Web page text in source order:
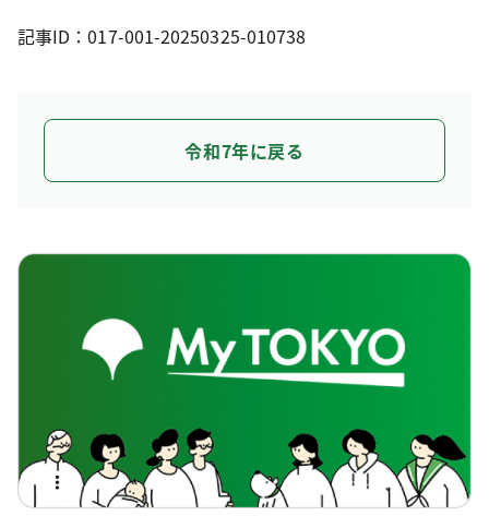
記事ID：017-001-20250325-010738
令和7年に戻る